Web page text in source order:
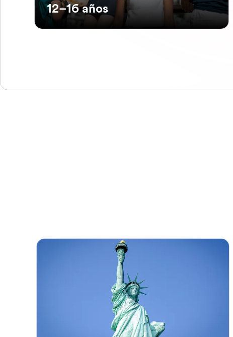
12–16 años